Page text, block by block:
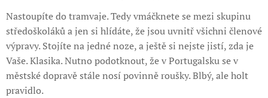
Nastoupíte do tramvaje. Tedy vmáčknete se mezi skupinu
středoškoláků a jen si hlídáte, že jsou uvnitř všichni členové
výpravy. Stojíte na jedné noze, a ještě si nejste jistí, zda je
Vaše. Klasika. Nutno podotknout, že v Portugalsku se v
městské dopravě stále nosí povinně roušky. Blbý, ale holt
pravidlo.